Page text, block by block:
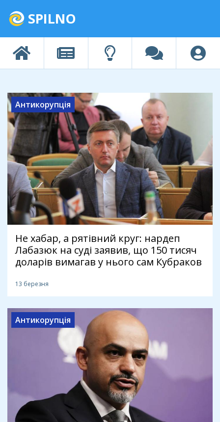
SPILNO
Антикорупція
Не хабар, а рятівний круг: нардеп
Лабазюк на суді заявив, що 150 тисяч
доларів вимагав у нього сам Кубраков
13 березня
Антикорупція